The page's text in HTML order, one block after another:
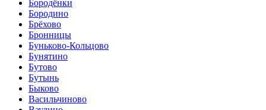
Бородёнки
Бородино
Брёхово
Бронницы
Буньково-Кольцово
Бунятино
Бутово
Бутынь
Быково
Васильчиново